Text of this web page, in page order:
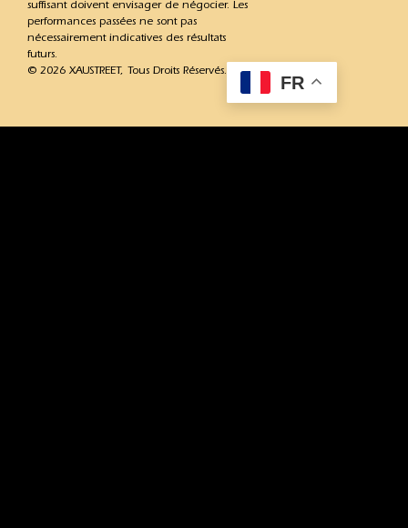
suffisant doivent envisager de négocier. Les
performances passées ne sont pas
nécessairement indicatives des résultats
futurs.
© 2026 XAUSTREET, Tous Droits Réservés.
FR